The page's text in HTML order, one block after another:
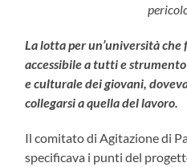
La lotta per un’università
accessibile a tutti e
e culturale dei giovani,
collegarsi a quella del lavoro.
Il comitato di Agitazione di
specificava i punti del